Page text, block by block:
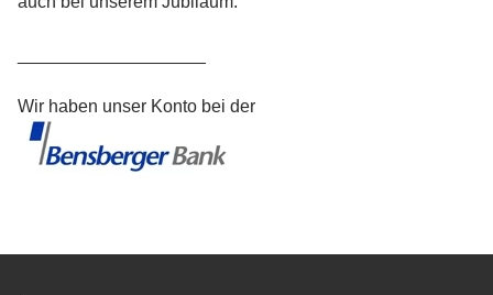
Wir haben unser Konto bei der